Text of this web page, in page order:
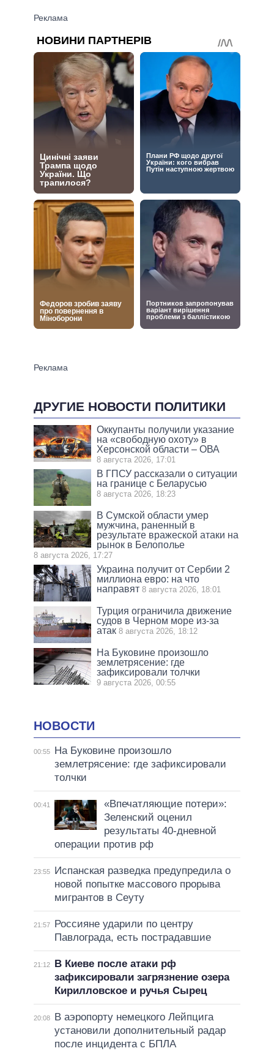
ДРУГИЕ НОВОСТИ ПОЛИТИКИ
Оккупанты получили указание
на «свободную охоту» в
Херсонской области – ОВА
8 августа 2026, 17:01
В ГПСУ рассказали о ситуации
на границе с Беларусью
8 августа 2026, 18:23
В Сумской области умер
мужчина, раненный в
результате вражеской атаки на
рынок в Белополье
8 августа 2026, 17:27
Украина получит от Сербии 2
миллиона евро: на что
направят 8 августа 2026, 18:01
Турция ограничила движение
судов в Черном море из-за
атак 8 августа 2026, 18:12
На Буковине произошло
землетрясение: где
зафиксировали толчки
9 августа 2026, 00:55
НОВОСТИ
00:55
На Буковине произошло
землетрясение: где зафиксировали
толчки
00:41
«Впечатляющие потери»:
Зеленский оценил
результаты 40-дневной
операции против рф
23:55
Испанская разведка предупредила о
новой попытке массового прорыва
мигрантов в Сеуту
21:57
Россияне ударили по центру
Павлограда, есть пострадавшие
21:12
В Киеве после атаки рф
зафиксировали загрязнение озера
Кирилловское и ручья Сырец
20:08
В аэропорту немецкого Лейпцига
установили дополнительный радар
после инцидента с БПЛА